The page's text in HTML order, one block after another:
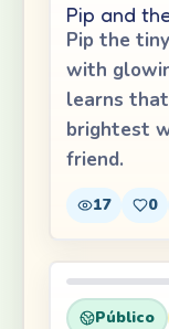
Pip and
Pip the
with
learns
brightest
friend.
17 0
Público